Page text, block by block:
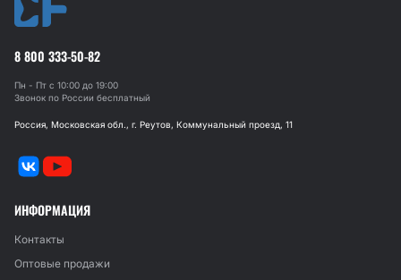
8 800 333-50-82
Пн - Пт с 10:00 до 19:00
Звонок по России бесплатный
Россия, Московская обл., г. Реутов, Коммунальный проезд, 11
ИНФОРМАЦИЯ
Контакты
Оптовые продажи